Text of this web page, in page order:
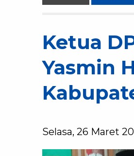
Ketua
Yasmin
Selasa, 26 Maret